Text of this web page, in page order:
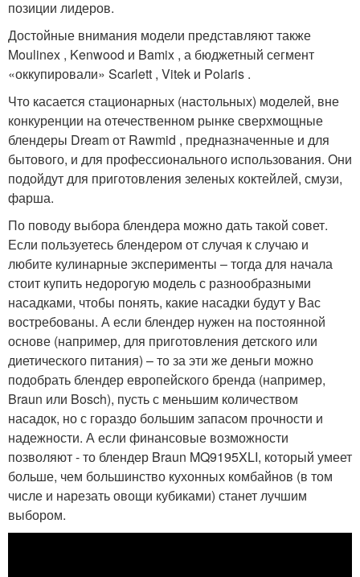
позиции лидеров.
Достойные внимания модели представляют также
Moulinex , Kenwood и Bamix , а бюджетный сегмент
«оккупировали» Scarlett , Vitek и Polaris .
Что касается стационарных (настольных) моделей, вне
конкуренции на отечественном рынке сверхмощные
блендеры Dream от Rawmid , предназначенные и для
бытового, и для профессионального использования. Они
подойдут для приготовления зеленых коктейлей, смузи,
фарша.
По поводу выбора блендера можно дать такой совет.
Если пользуетесь блендером от случая к случаю и
любите кулинарные эксперименты – тогда для начала
стоит купить недорогую модель с разнообразными
насадками, чтобы понять, какие насадки будут у Вас
востребованы. А если блендер нужен на постоянной
основе (например, для приготовления детского или
диетического питания) – то за эти же деньги можно
подобрать блендер европейского бренда (например,
Braun или Bosch), пусть с меньшим количеством
насадок, но с гораздо большим запасом прочности и
надежности. А если финансовые возможности
позволяют - то блендер Braun MQ9195XLI, который умеет
больше, чем большинство кухонных комбайнов (в том
числе и нарезать овощи кубиками) станет лучшим
выбором.